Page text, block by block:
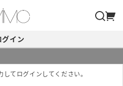
グイン
てログインしてください。